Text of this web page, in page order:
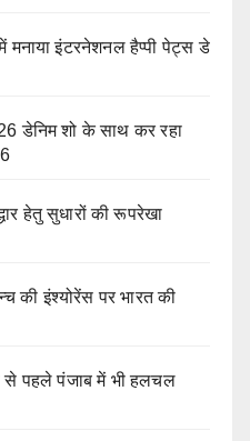
मनाया इंटरनेशनल हैप्पी पेट्स डे
डेनिम शो के साथ कर रहा
हेतु सुधारों की रूपरेखा
की इंश्योरेंस पर भारत की
से पहले पंजाब में भी हलचल